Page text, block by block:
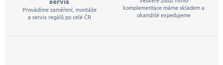
Provádíme zaměření, montáže
a servis regálů po celé ČR
komplementace máme skladem a
okamžitě expedujeme